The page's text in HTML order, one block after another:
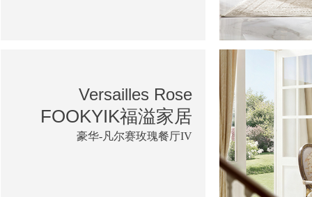
Versailles Rose
FOOKYIK福溢家居
豪华-凡尔赛玫瑰餐厅IV